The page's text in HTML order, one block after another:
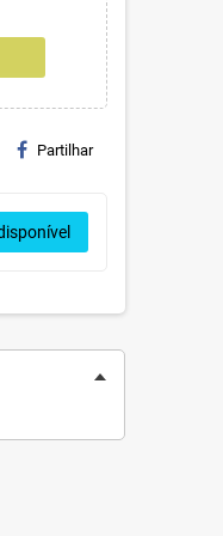
Partilhar